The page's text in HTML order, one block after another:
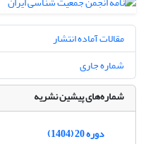
مقالات آماده انتشار
شماره جاری
شماره‌های پیشین نشریه
دوره 20 (1404)